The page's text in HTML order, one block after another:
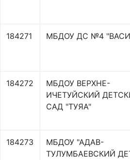
184271 МБДОУ ДС №4
184272
МБДОУ ВЕРХНЕ-
ИЧЕТУЙСКИЙ
САД "ТУЯА"
184273
МБДОУ "АДАВ-
ТУЛУМБАЕВСКИЙ